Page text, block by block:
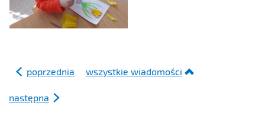
poprzednia wszystkie wiadomości
następna